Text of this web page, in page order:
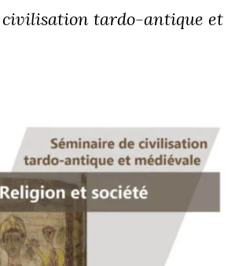
civilisation tardo-antique et